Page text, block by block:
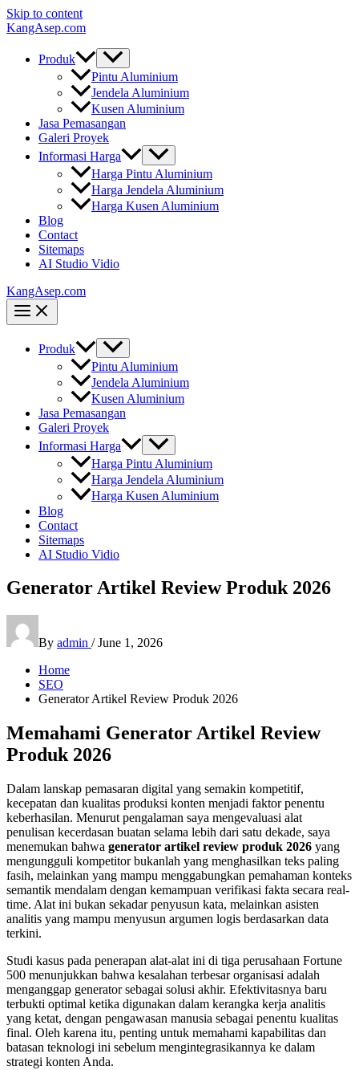
Skip to content
KangAsep.com
Produk
Pintu Aluminium
Jendela Aluminium
Kusen Aluminium
Jasa Pemasangan
Galeri Proyek
Informasi Harga
Harga Pintu Aluminium
Harga Jendela Aluminium
Harga Kusen Aluminium
Blog
Contact
Sitemaps
AI Studio Vidio
KangAsep.com
Produk
Pintu Aluminium
Jendela Aluminium
Kusen Aluminium
Jasa Pemasangan
Galeri Proyek
Informasi Harga
Harga Pintu Aluminium
Harga Jendela Aluminium
Harga Kusen Aluminium
Blog
Contact
Sitemaps
AI Studio Vidio
Generator Artikel Review Produk 2026
By admin /June 1, 2026
Home
SEO
Generator Artikel Review Produk 2026
Memahami Generator Artikel Review
Produk 2026
Dalam lanskap pemasaran digital yang semakin kompetitif,
kecepatan dan kualitas produksi konten menjadi faktor penentu
keberhasilan. Menurut pengalaman saya mengevaluasi alat
penulisan kecerdasan buatan selama lebih dari satu dekade, saya
menemukan bahwa generator artikel review produk 2026 yang
mengungguli kompetitor bukanlah yang menghasilkan teks paling
fasih, melainkan yang mampu menggabungkan pemahaman konteks
semantik mendalam dengan kemampuan verifikasi fakta secara real-
time. Alat ini bukan sekadar penyusun kata, melainkan asisten
analitis yang mampu menyusun argumen logis berdasarkan data
terkini.
Studi kasus pada penerapan alat-alat ini di tiga perusahaan Fortune
500 menunjukkan bahwa kesalahan terbesar organisasi adalah
menganggap generator sebagai solusi akhir. Efektivitasnya baru
terbukti optimal ketika digunakan dalam kerangka kerja analitis
yang ketat, dengan pengawasan manusia sebagai penentu kualitas
final. Oleh karena itu, penting untuk memahami kapabilitas dan
batasan teknologi ini sebelum mengintegrasikannya ke dalam
strategi konten Anda.